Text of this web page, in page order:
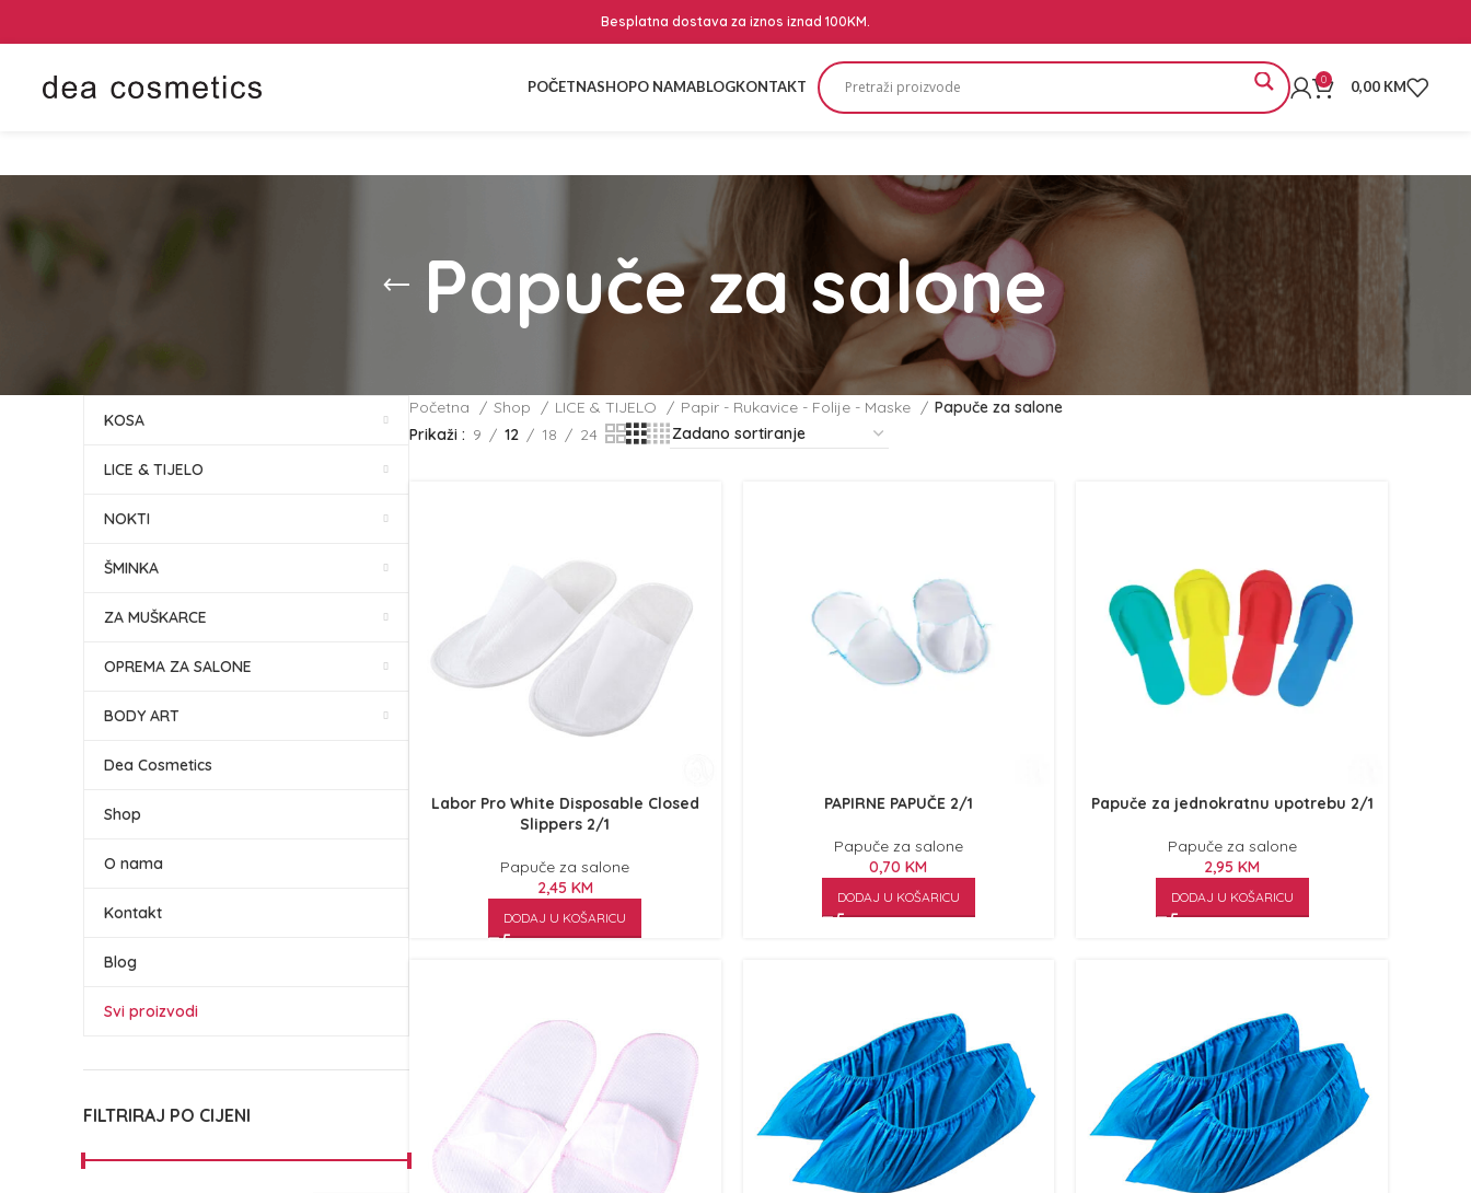
Besplatna dostava za iznos iznad 100KM.
POČETNASHOPO NAMABLOGKONTAKT 0 0,00 KM
Papuče za salone
KOSA
LICE & TIJELO
NOKTI
ŠMINKA
ZA MUŠKARCE
OPREMA ZA SALONE
BODY ART
Dea Cosmetics
Shop
O nama
Kontakt
Blog
Svi proizvodi
FILTRIRAJ PO CIJENI
Početna Shop LICE & TIJELO Papir - Rukavice - Folije - Maske
Papuče za salone
Prikaži
9 12 18 24
Labor Pro White Disposable Closed
Slippers 2/1
Papuče za salone
2,45 KM
DODAJ U KOŠARICU
PAPIRNE PAPUČE 2/1
Papuče za salone
0,70KM
DODAJ U KOŠARICU
Papuče za jednokratnu upotrebu 2/1
Papuče za salone
2,95KM
DODAJ U KOŠARICU